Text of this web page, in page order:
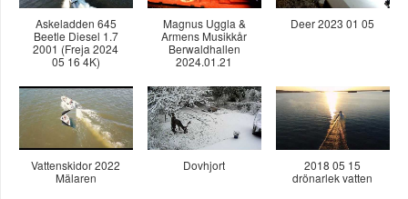
Askeladden 645
Beetle Diesel 1.7
2001 (Freja 2024
05 16 4K)
Magnus Uggla &
Armens Musikkår
Berwaldhallen
2024.01.21
Deer 2023 01 05
Vattenskidor 2022
Mälaren
Dovhjort
2018 05 15
drönarlek vatten